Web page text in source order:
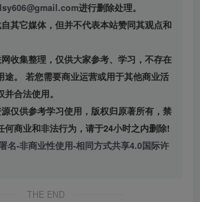
进行删除处理。
其它媒体，但并不代表本站赞同其观点和
途。 若您需要商业运营或用于其他商业活
合法使用。
仅供参考学习使用，版权归原著所有，禁
何商业和非法行为，请于24小时之内删除!
名-非商业性使用-相同方式共享4.0国际许
THE END